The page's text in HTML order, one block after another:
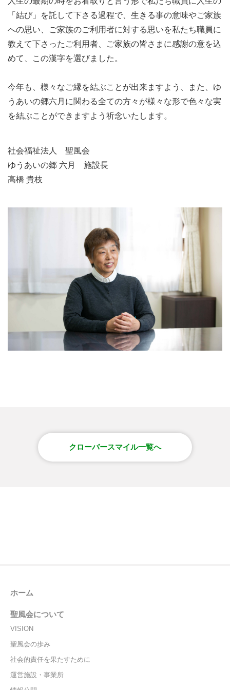
「結び」を託して下さる過程で、生きる事の意味やご家族
への思い、ご家族のご利用者に対する思いを私たち職員に
教えて下さったご利用者、ご家族の皆さまに感謝の意を込
めて、この漢字を選びました。
今年も、様々なご縁を結ぶことが出来ますよう、また、ゆ
うあいの郷六月に関わる全ての方々が様々な形で色々な実
を結ぶことができますよう祈念いたします。
社会福祉法人 聖風会
ゆうあいの郷 六月 施設長
高橋 貴枝
クローバースマイル一覧へ
ホーム
聖風会について
VISION
聖風会の歩み
社会的責任を果たすために
運営施設・事業所